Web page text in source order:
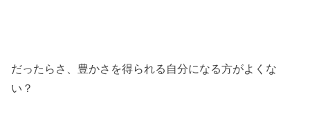
だったらさ、豊かさを得られる自分になる方がよくな
い？